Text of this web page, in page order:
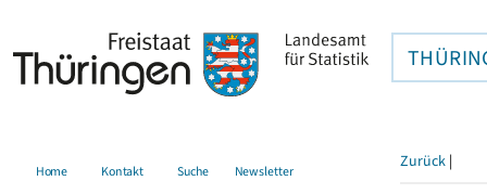
Home Kontakt Suche Newsletter Zurück |